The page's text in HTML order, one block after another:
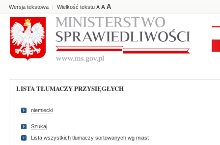
Wersja tekstowa | Wielkość tekstu A A A
LISTA TŁUMACZY PRZYSIĘGŁYCH
niemiecki
Szukaj
Lista wszystkich tlumaczy sortowanych wg miast